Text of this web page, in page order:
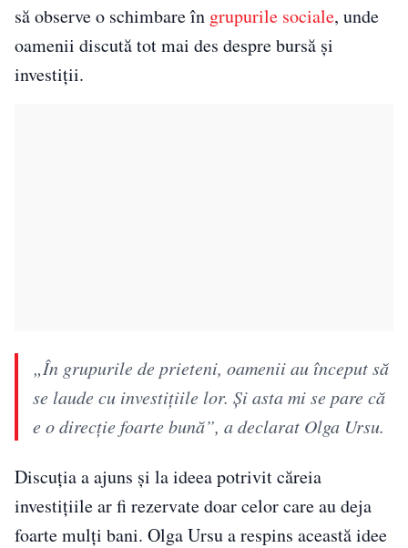
să observe o schimbare în grupurile sociale, unde
oamenii discută tot mai des despre bursă și
investiții.
„În grupurile de prieteni, oamenii au început să
se laude cu investițiile lor. Și asta mi se pare că
e o direcție foarte bună”, a declarat Olga Ursu.
Discuția a ajuns și la ideea potrivit căreia
investițiile ar fi rezervate doar celor care au deja
foarte mulți bani. Olga Ursu a respins această idee